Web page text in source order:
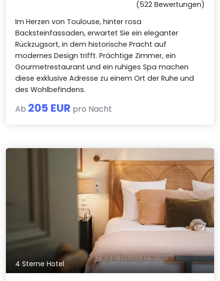
(522 Bewertungen)
Im Herzen von Toulouse, hinter rosa
Backsteinfassaden, erwartet Sie ein eleganter
Rückzugsort, in dem historische Pracht auf
modernes Design trifft. Prächtige Zimmer, ein
Gourmetrestaurant und ein ruhiges Spa machen
diese exklusive Adresse zu einem Ort der Ruhe und
des Wohlbefindens.
Ab 205 EUR pro Nacht
4 Sterne Hotel